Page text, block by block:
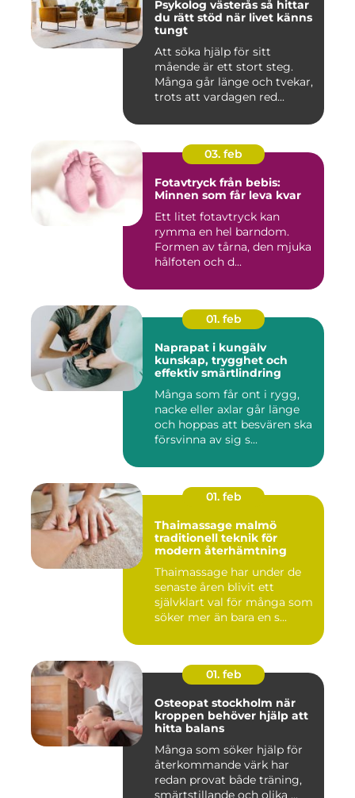
Psykolog västerås så hittar
du rätt stöd när livet känns
tungt
Att söka hjälp för sitt
mående är ett stort steg.
Många går länge och tvekar,
trots att vardagen red...
03. feb
Fotavtryck från bebis:
Minnen som får leva kvar
Ett litet fotavtryck kan
rymma en hel barndom.
Formen av tårna, den mjuka
hålfoten och d...
01. feb
Naprapat i kungälv
kunskap, trygghet och
effektiv smärtlindring
Många som får ont i rygg,
nacke eller axlar går länge
och hoppas att besvären ska
försvinna av sig s...
01. feb
Thaimassage malmö
traditionell teknik för
modern återhämtning
Thaimassage har under de
senaste åren blivit ett
självklart val för många som
söker mer än bara en s...
01. feb
Osteopat stockholm när
kroppen behöver hjälp att
hitta balans
Många som söker hjälp för
återkommande värk har
redan provat både träning,
smärtstillande och olika ...